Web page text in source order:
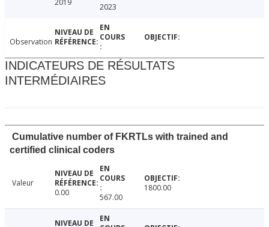
2019
2023
Observation
INDICATEURS DE RÉSULTATS
INTERMÉDIAIRES
Cumulative number of FKRTLs with trained and
certified clinical coders
Valeur
0.00
567.00
1800.00